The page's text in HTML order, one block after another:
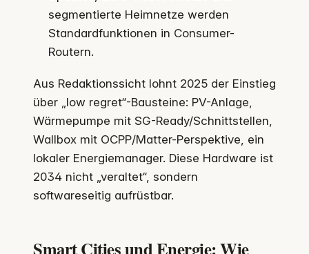
segmentierte Heimnetze werden
Standardfunktionen in Consumer-
Routern.
Aus Redaktionssicht lohnt 2025 der Einstieg
über „low regret“-Bausteine: PV-Anlage,
Wärmepumpe mit SG-Ready/Schnittstellen,
Wallbox mit OCPP/Matter-Perspektive, ein
lokaler Energiemanager. Diese Hardware ist
2034 nicht „veraltet“, sondern
softwareseitig aufrüstbar.
Smart Cities und Energie: Wie